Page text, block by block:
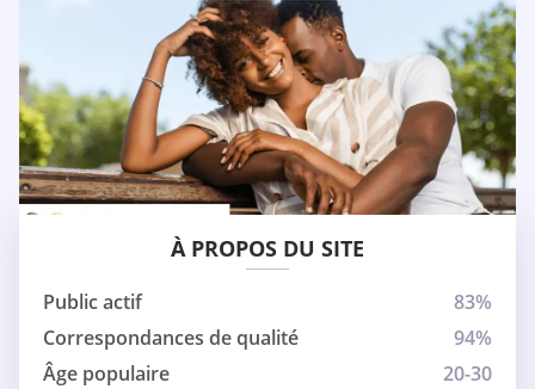
À PROPOS DU SITE
Public actif
83%
Correspondances de qualité
94%
Âge populaire
20-30